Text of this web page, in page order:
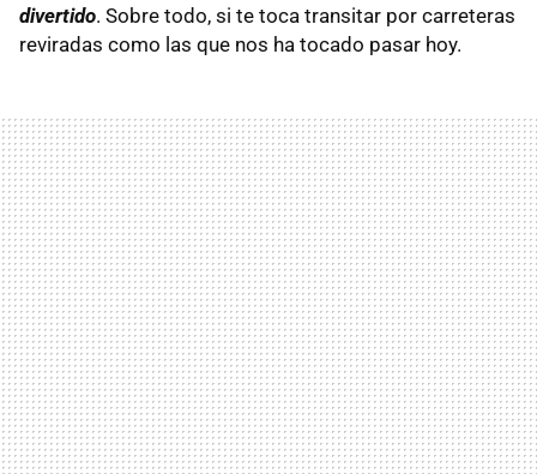
divertido. Sobre todo, si te toca transitar por carreteras
reviradas como las que nos ha tocado pasar hoy.